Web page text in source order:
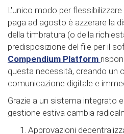
L'unico modo per
paga ad agosto è azzerare la
della timbratura (o della
predisposizione del file per il
Compendium Platform
questa necessità, creando un
comunicazione digitale e
Grazie a un sistema integrato
gestione estiva cambia
Approvazioni